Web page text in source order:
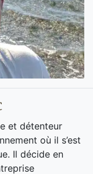
et détenteur
où il s’est
Il décide en